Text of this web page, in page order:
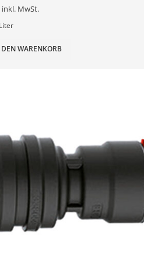
inkl. MwSt.
Liter
WARENKORB